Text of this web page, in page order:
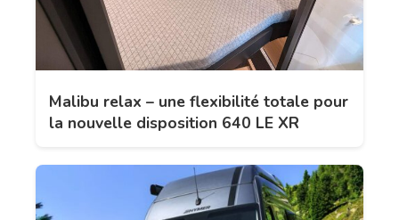
Malibu relax – une flexibilité totale pour
la nouvelle disposition 640 LE XR